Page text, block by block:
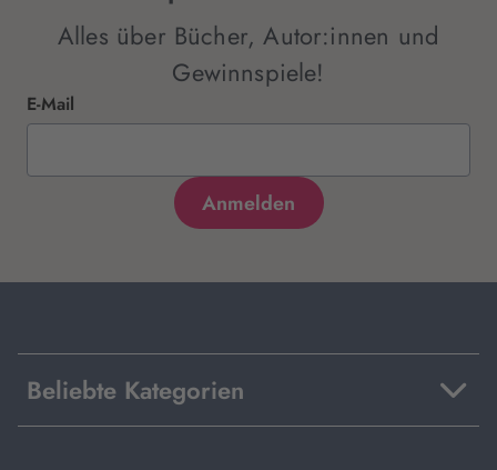
Alles über Bücher, Autor:innen und
Gewinnspiele!
E-Mail
Beliebte Kategorien